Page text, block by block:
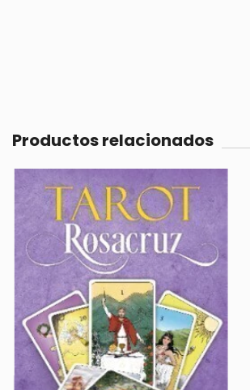
Productos relacionados